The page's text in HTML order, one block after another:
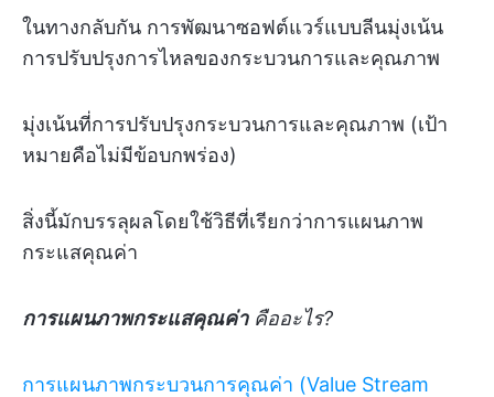
ในทางกลับกัน การพัฒนาซอฟต์แวร์แบบลีนมุ่งเน้น
การปรับปรุงการไหลของกระบวนการและคุณภาพ
มุ่งเน้นที่การปรับปรุงกระบวนการและคุณภาพ (เป้า
หมายคือไม่มีข้อบกพร่อง)
สิ่งนี้มักบรรลุผลโดยใช้วิธีที่เรียกว่าการแผนภาพ
กระแสคุณค่า
การแผนภาพกระแสคุณค่าคืออะไร?
การแผนภาพกระบวนการคุณค่า (Value Stream